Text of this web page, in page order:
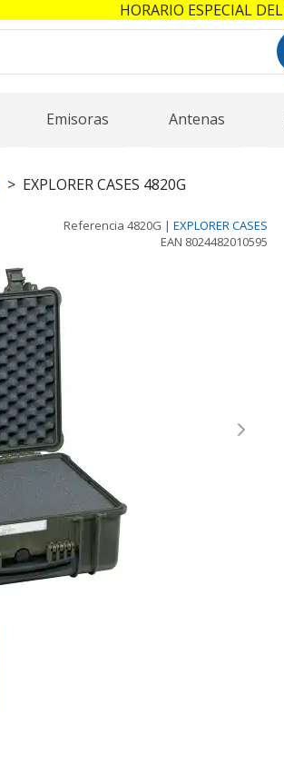
Emisoras Antenas
EXPLORER CASES 4820G
Referencia 4820G | EXPLORER CASES
EAN 8024482010595
Next
HORARIO ESPECIAL DEL